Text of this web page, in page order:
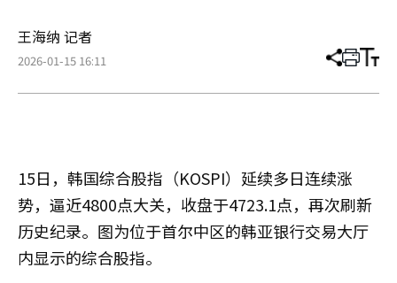
王海纳 记者
2026-01-15 16:11 分
章
打 调
小
15日，韩国综合股指（KOSPI）延续多日连续涨
势，逼近4800点大关，收盘于4723.1点，再次刷新
历史纪录。图为位于首尔中区的韩亚银行交易大厅
内显示的综合股指。